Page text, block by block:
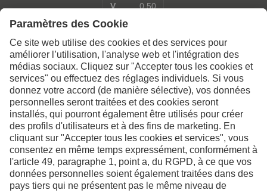
V 0,50
Contactez-nous pour de
plus amples informations
Nous contacter